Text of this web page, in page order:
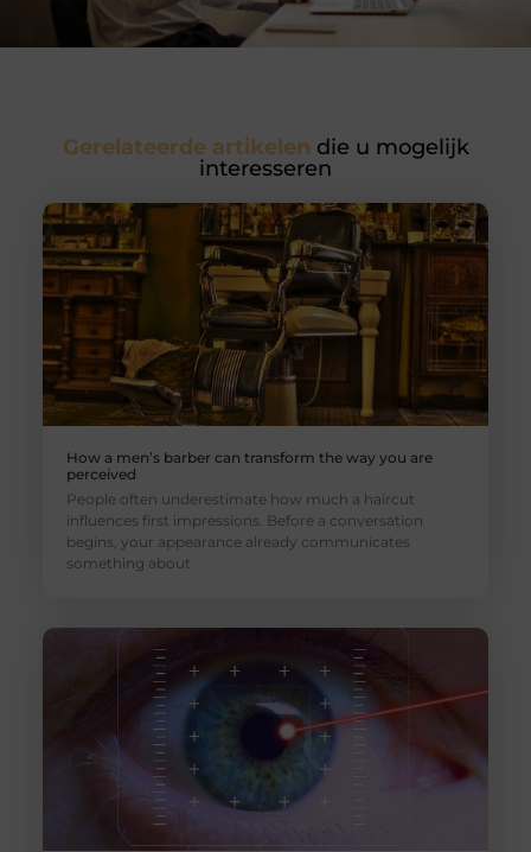
Gerelateerde artikelen die u mogelijk
interesseren
How a men’s barber can transform the way you are
perceived
People often underestimate how much a haircut
influences first impressions. Before a conversation
begins, your appearance already communicates
something about